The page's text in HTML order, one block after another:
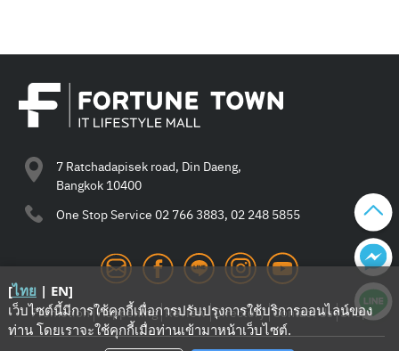
7 Ratchadapisek road, Din Daeng,
Bangkok 10400
One Stop Service 02 766 3883, 02 248 5855
Promotion Happening Review Directory Contact Us Shop
[ไทย | EN]
เว็บไซต์นี้มีการใช้คุกกี้เพื่อการปรับปรุงการใช้บริการออนไลน์ของ
ท่าน โดยเราจะใช้คุกกี้เมื่อท่านเข้ามาหน้าเว็บไซต์.